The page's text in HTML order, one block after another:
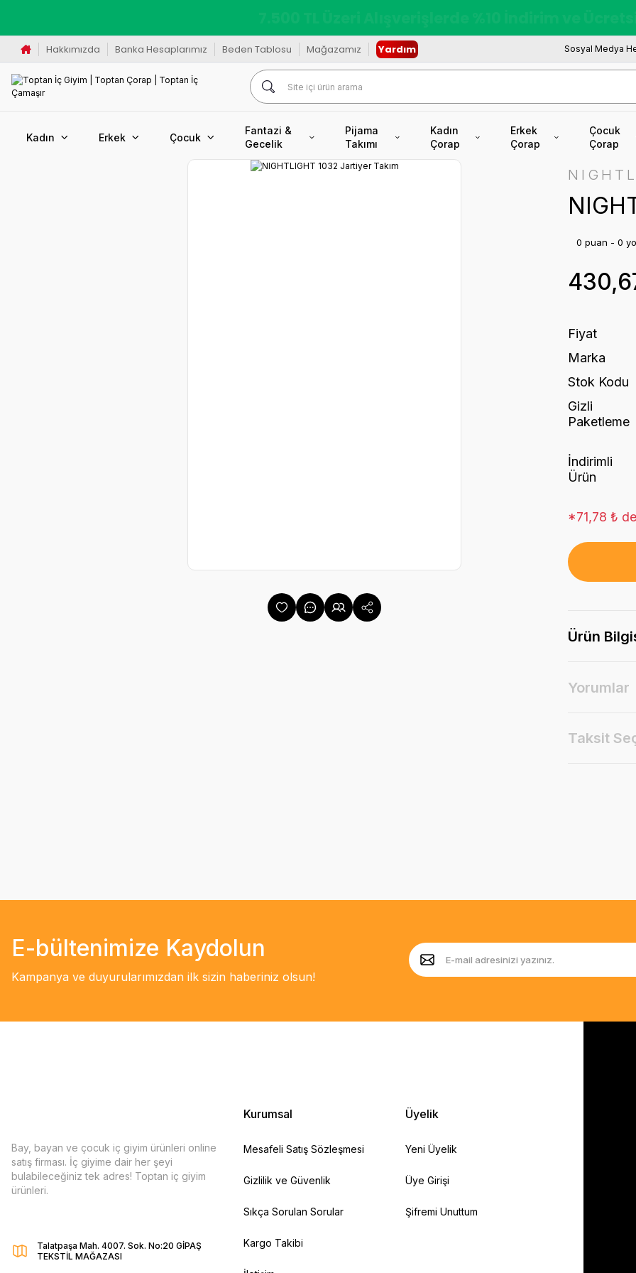
Hakkımızda Banka Hesaplarımız Beden Tablosu Mağazamız Yardım Sosyal Medya
Kadın Erkek Çocuk
Fantazi &
Gecelik
Pijama
Takımı
Kadın
Çorap
Erkek
Çorap
Çocuk
Çorap
0 puan - 0
Fiyat
Marka
Stok Kodu
Gizli
Paketleme
İndirimli
Ürün
*71,78 ₺
Ürün
Yorumlar
Taksit
E-bültenimize Kaydolun
Kampanya ve duyurularımızdan ilk sizin haberiniz olsun!
Bay, bayan ve çocuk iç giyim ürünleri online
satış firması. İç giyime dair her şeyi
bulabileceğiniz tek adres! Toptan iç giyim
ürünleri.
Talatpaşa Mah. 4007. Sok. No:20 GİPAŞ
TEKSTİL MAĞAZASI
Kurumsal
Mesafeli Satış Sözleşmesi
Gizlilik ve Güvenlik
Sıkça Sorulan Sorular
Kargo Takibi
Üyelik
Yeni Üyelik
Üye Girişi
Şifremi Unuttum